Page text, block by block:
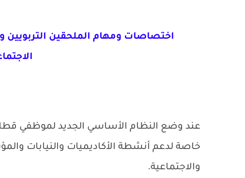
اختصاصات ومهام الملحقين التربويين
خاصة لدعم أنشطة الأكاديميات والنيابات
والاجتماعية.